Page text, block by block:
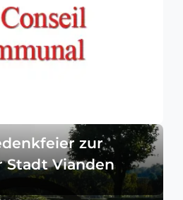
zur
Stadt Vianden